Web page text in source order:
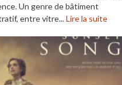
Un genre de bâtiment
entre vitre...Lire la suite